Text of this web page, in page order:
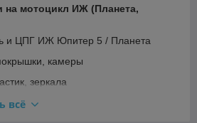
и зажигание
на мотоцикл ИЖ (Планета,
и ЦПГ ИЖ Юпитер 5 / Планета
камеры
зеркала
и поворотники
всё